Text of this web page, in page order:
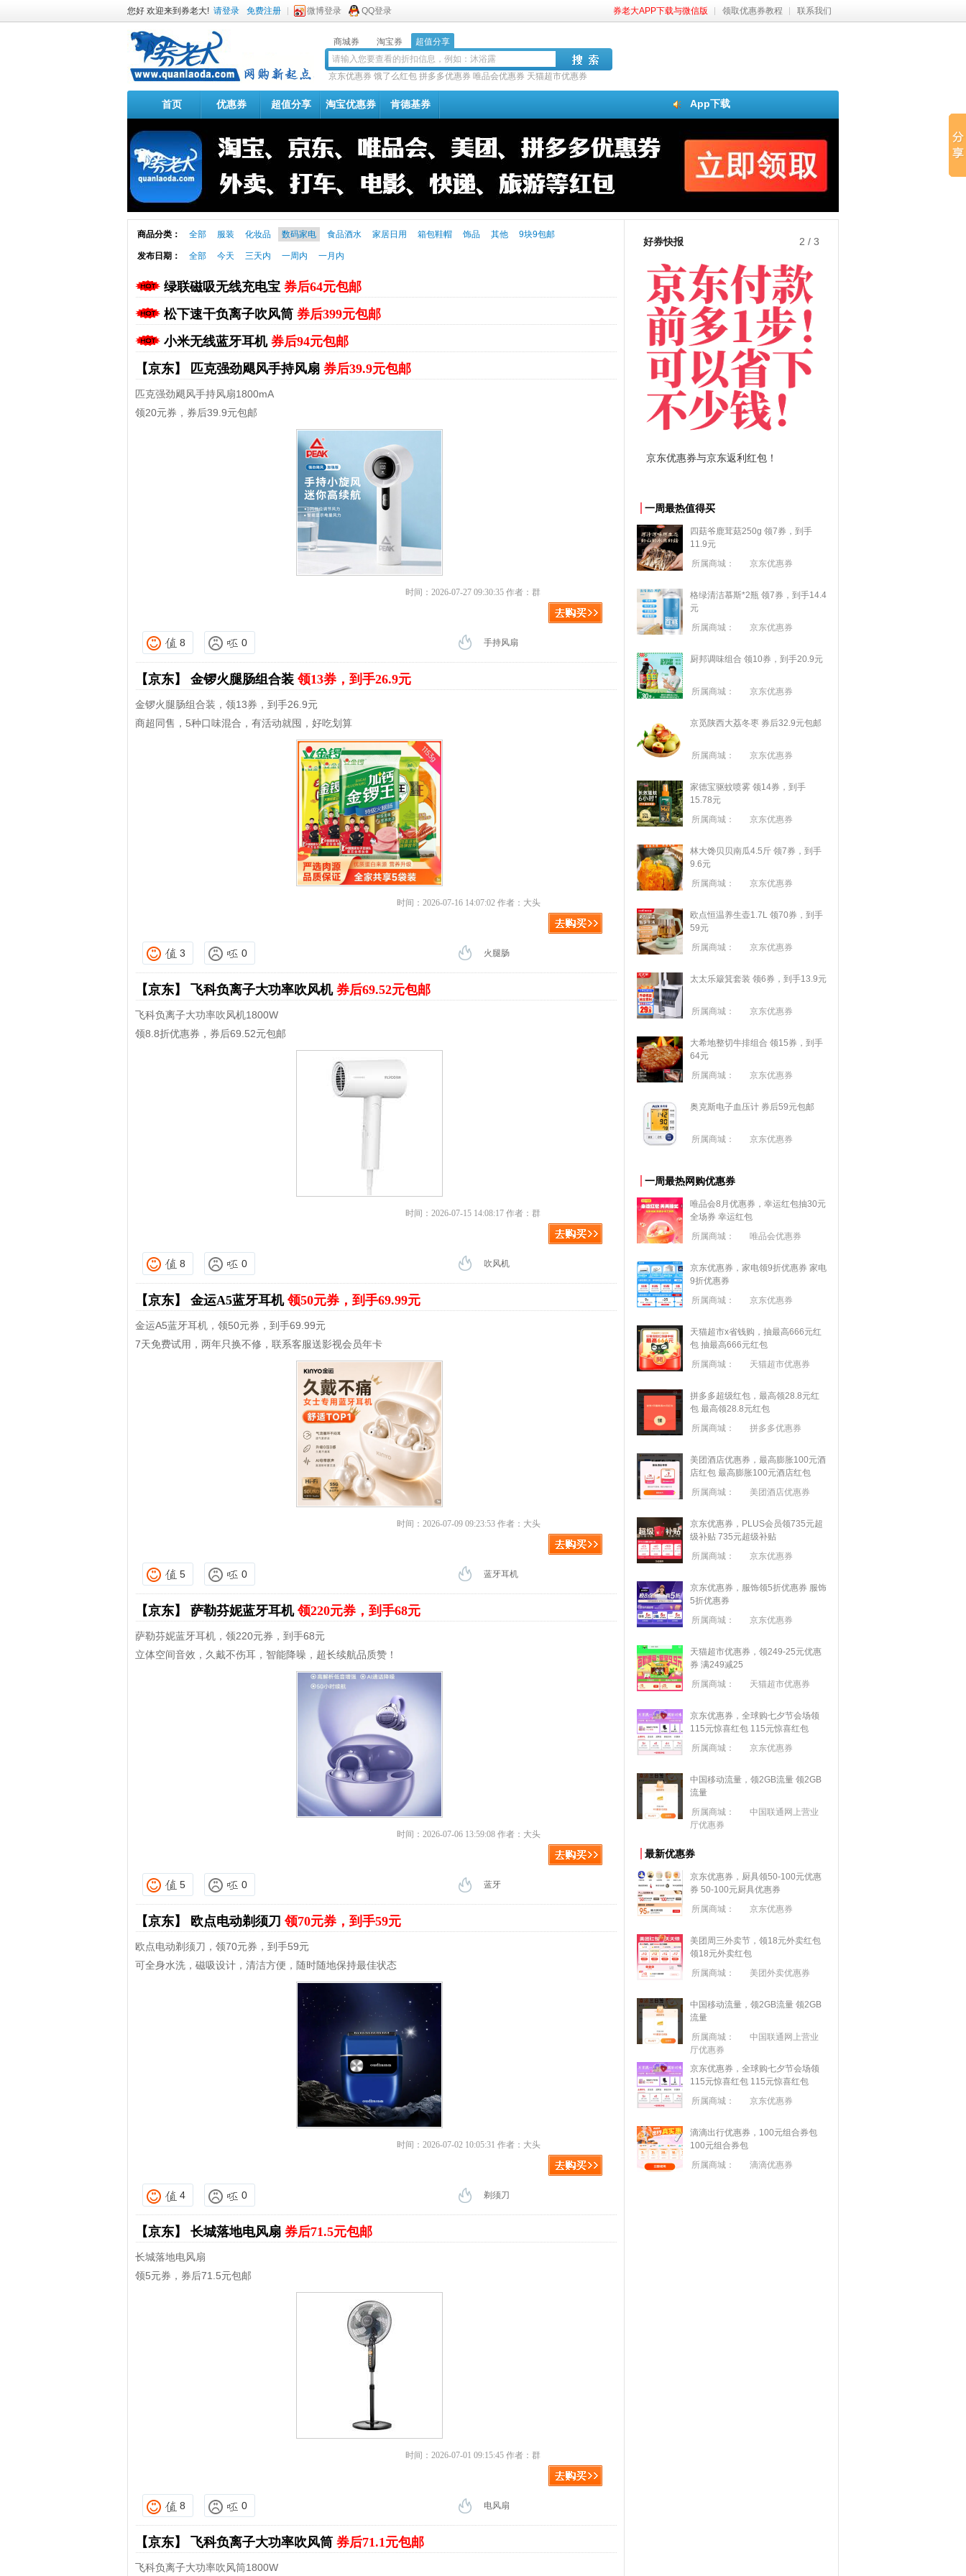
您好 欢迎来到券老大! 请登录 免费注册 微博登录 QQ登录 券老大APP下载与微信版 领取优惠券教程 联系我们
商城券 淘宝券 超值分享
京东优惠券 饿了么红包 拼多多优惠券 唯品会优惠券 天猫超市优惠券
App下载
首页 优惠券 超值分享 淘宝优惠券 肯德基券
商品分类： 全部 服装 化妆品 数码家电 食品酒水 家居日用 箱包鞋帽 饰品 其他 9块9包邮
发布日期： 全部 今天 三天内 一周内 一月内
绿联磁吸无线充电宝 券后64元包邮
松下速干负离子吹风筒 券后399元包邮
小米无线蓝牙耳机 券后94元包邮
【京东】
匹克强劲飓风手持风扇 券后39.9元包邮
匹克强劲飓风手持风扇1800mA
领20元券，券后39.9元包邮
时间：2026-07-27 09:30:35 作者：群
8 0 手持风扇
【京东】 金锣火腿肠组合装领13券，到手26.9元
金锣火腿肠组合装，领13券，到手26.9元
商超同售，5种口味混合，有活动就囤，好吃划算
时间：2026-07-16 14:07:02 作者：大头
3 0 火腿肠
【京东】 飞科负离子大功率吹风机 券后69.52元包邮
飞科负离子大功率吹风机1800W
领8.8折优惠券，券后69.52元包邮
时间：2026-07-15 14:08:17 作者：群
8 0 吹风机
【京东】 金运A5蓝牙耳机领50元券，到手69.99元
金运A5蓝牙耳机，领50元券，到手69.99元
7天免费试用，两年只换不修，联系客服送影视会员年卡
时间：2026-07-09 09:23:53 作者：大头
5 0 蓝牙耳机
【京东】 萨勒芬妮蓝牙耳机领220元券，到手68元
萨勒芬妮蓝牙耳机，领220元券，到手68元
立体空间音效，久戴不伤耳，智能降噪，超长续航品质赞！
时间：2026-07-06 13:59:08 作者：大头
5 0 蓝牙
【京东】 欧点电动剃须刀领70元券，到手59元
欧点电动剃须刀，领70元券，到手59元
可全身水洗，磁吸设计，清洁方便，随时随地保持最佳状态
时间：2026-07-02 10:05:31 作者：大头
4 0 剃须刀
【京东】 长城落地电风扇 券后71.5元包邮
长城落地电风扇
领5元券，券后71.5元包邮
时间：2026-07-01 09:15:45 作者：群
8 0 电风扇
【京东】 飞科负离子大功率吹风筒 券后71.1元包邮
飞科负离子大功率吹风筒1800W
好券快报 3 / 3
淘宝优惠券+淘宝返利 拼多多优惠券+拼多多返利
一周最热值得买
四菇爷鹿茸菇250g 领7券，到手
11.9元
所属商城：
京东优惠券
格绿清洁慕斯*2瓶 领7券，到手14.4
元
所属商城：
京东优惠券
厨邦调味组合 领10券，到手20.9元
所属商城： 京东优惠券
京觅陕西大荔冬枣 券后32.9元包邮
所属商城： 京东优惠券
家德宝驱蚊喷雾 领14券，到手
15.78元
所属商城：
京东优惠券
林大馋贝贝南瓜4.5斤 领7券，到手
9.6元
所属商城：
京东优惠券
欧点恒温养生壶1.7L 领70券，到手
59元
所属商城：
京东优惠券
太太乐簸箕套装 领6券，到手13.9元
所属商城： 京东优惠券
大希地整切牛排组合 领15券，到手
64元
所属商城：
京东优惠券
奥克斯电子血压计 券后59元包邮
所属商城： 京东优惠券
一周最热网购优惠券
唯品会8月优惠券，幸运红包抽30元
全场券 幸运红包
所属商城：
唯品会优惠券
京东优惠券，家电领9折优惠券 家电
9折优惠券
所属商城：
京东优惠券
天猫超市x省钱购，抽最高666元红
包 抽最高666元红包
所属商城：
天猫超市优惠券
拼多多超级红包，最高领28.8元红
包 最高领28.8元红包
所属商城：
拼多多优惠券
美团酒店优惠券，最高膨胀100元酒
店红包 最高膨胀100元酒店红包
所属商城：
美团酒店优惠券
京东优惠券，PLUS会员领735元超
级补贴 735元超级补贴
所属商城：
京东优惠券
京东优惠券，服饰领5折优惠券 服饰
5折优惠券
所属商城：
京东优惠券
天猫超市优惠券，领249-25元优惠
券 满249减25
所属商城：
天猫超市优惠券
京东优惠券，全球购七夕节会场领
115元惊喜红包 115元惊喜红包
所属商城：
京东优惠券
中国移动流量，领2GB流量 领2GB
流量
所属商城：
中国联通网上营业
厅优惠券
最新优惠券
京东优惠券，厨具领50-100元优惠
券 50-100元厨具优惠券
所属商城：
京东优惠券
美团周三外卖节，领18元外卖红包
领18元外卖红包
所属商城：
美团外卖优惠券
中国移动流量，领2GB流量 领2GB
流量
所属商城：
中国联通网上营业
厅优惠券
京东优惠券，全球购七夕节会场领
115元惊喜红包 115元惊喜红包
所属商城：
京东优惠券
滴滴出行优惠券，100元组合券包
100元组合券包
所属商城：
滴滴优惠券